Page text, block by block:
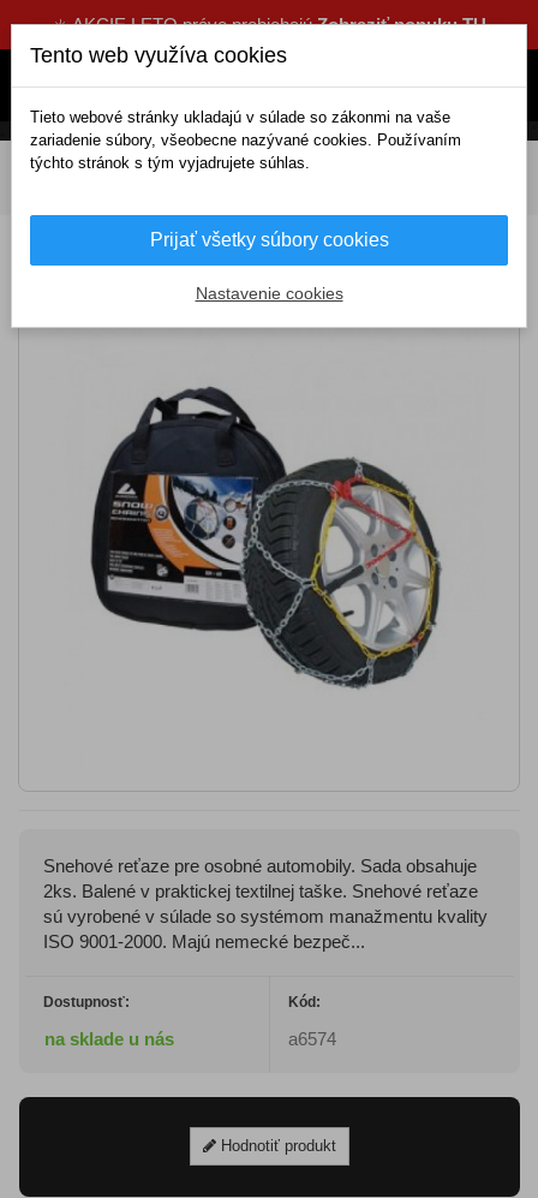
☀️ AKCIE LETO práve prebiehajúZobraziť ponuku TU
DOMOV Exteriérové doplnky
Snehové reťaze KN110
Snehové reťaze pre osobné automobily. Sada obsahuje
2ks. Balené v praktickej textilnej taške. Snehové reťaze
sú vyrobené v súlade so systémom manažmentu kvality
ISO 9001-2000. Majú nemecké bezpeč...
Dostupnosť:
na sklade u nás
Kód:
a6574
Hodnotiť produkt
Tento web využíva cookies
Tieto webové stránky ukladajú v súlade so zákonmi na vaše
zariadenie súbory, všeobecne nazývané cookies. Používaním
týchto stránok s tým vyjadrujete súhlas.
Prijať všetky súbory cookies
Nastavenie cookies